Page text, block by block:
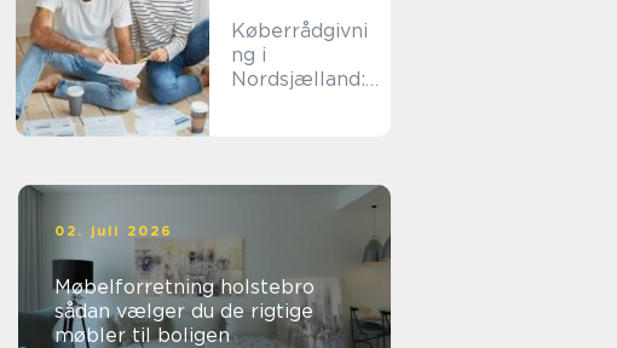
Køberrådgivni
ng i
Nordsjælland:
02. juli 2026
Møbelforretning holstebro
sådan vælger du de rigtige
møbler til boligen